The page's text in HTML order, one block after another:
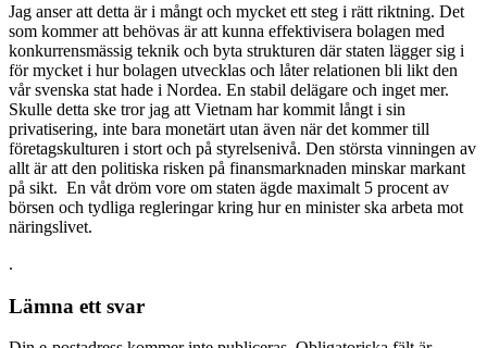
Jag anser att detta är i mångt och mycket ett steg i rätt riktning. Det
som kommer att behövas är att kunna effektivisera bolagen med
konkurrensmässig teknik och byta strukturen där staten lägger sig i
för mycket i hur bolagen utvecklas och låter relationen bli likt den
vår svenska stat hade i Nordea. En stabil delägare och inget mer.
Skulle detta ske tror jag att Vietnam har kommit långt i sin
privatisering, inte bara monetärt utan även när det kommer till
företagskulturen i stort och på styrelsenivå. Den största vinningen av
allt är att den politiska risken på finansmarknaden minskar markant
på sikt. En våt dröm vore om staten ägde maximalt 5 procent av
börsen och tydliga regleringar kring hur en minister ska arbeta mot
näringslivet.
.
Lämna ett svar